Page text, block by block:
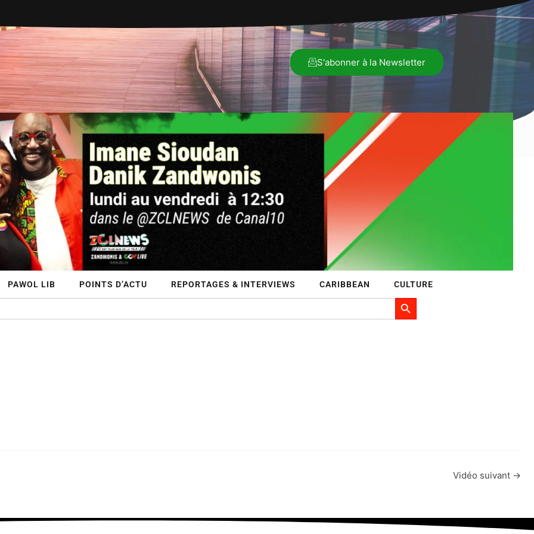
S'abonner à la Newsletter
PAWOL LIB POINTS D’ACTU REPORTAGES & INTERVIEWS CARIBBEAN CULTURE
Search Button
Vidéo suivant →